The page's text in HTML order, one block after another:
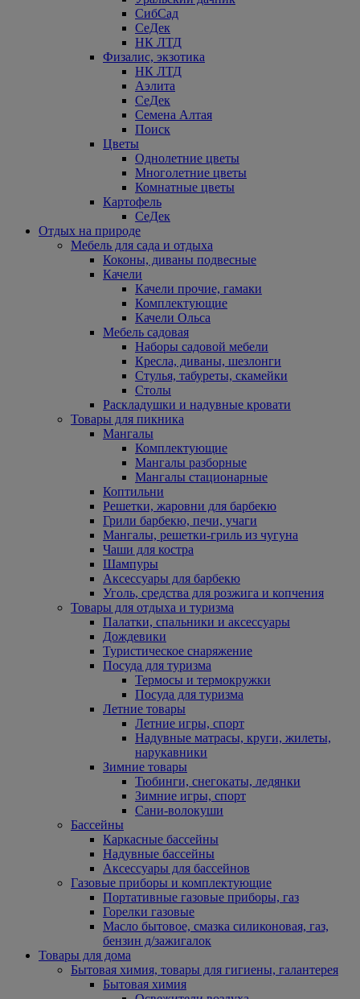
СибСад
СеДек
НК ЛТД
Физалис, экзотика
НК ЛТД
Аэлита
СеДек
Семена Алтая
Поиск
Цветы
Однолетние цветы
Многолетние цветы
Комнатные цветы
Картофель
СеДек
Отдых на природе
Мебель для сада и отдыха
Коконы, диваны подвесные
Качели
Качели прочие, гамаки
Комплектующие
Качели Ольса
Мебель садовая
Наборы садовой мебели
Кресла, диваны, шезлонги
Стулья, табуреты, скамейки
Столы
Раскладушки и надувные кровати
Товары для пикника
Мангалы
Комплектующие
Мангалы разборные
Мангалы стационарные
Коптильни
Решетки, жаровни для барбекю
Грили барбекю, печи, учаги
Мангалы, решетки-гриль из чугуна
Чаши для костра
Шампуры
Аксессуары для барбекю
Уголь, средства для розжига и копчения
Товары для отдыха и туризма
Палатки, спальники и аксессуары
Дождевики
Туристическое снаряжение
Посуда для туризма
Термосы и термокружки
Посуда для туризма
Летние товары
Летние игры, спорт
Надувные матрасы, круги, жилеты,
нарукавники
Зимние товары
Тюбинги, снегокаты, ледянки
Зимние игры, спорт
Сани-волокуши
Бассейны
Каркасные бассейны
Надувные бассейны
Аксессуары для бассейнов
Газовые приборы и комплектующие
Портативные газовые приборы, газ
Горелки газовые
Масло бытовое, смазка силиконовая, газ,
бензин д/зажигалок
Товары для дома
Бытовая химия, товары для гигиены, галантерея
Бытовая химия